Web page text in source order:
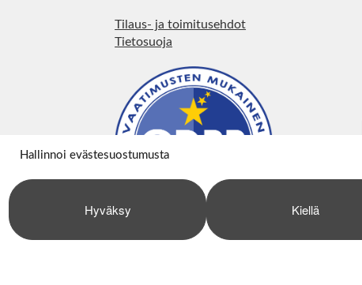
Hallinnoi evästesuostumusta
Hyväksy Kiellä
Tilaus- ja toimitusehdot
Tietosuoja